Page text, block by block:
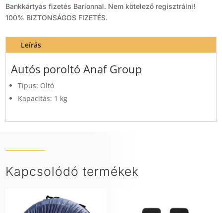
Bankkártyás fizetés Barionnal. Nem kötelező regisztrálni!
100% BIZTONSÁGOS FIZETÉS.
Leírás
Autós poroltó Anaf Group
Típus: Oltó
Kapacitás: 1 kg
Kapcsolódó termékek